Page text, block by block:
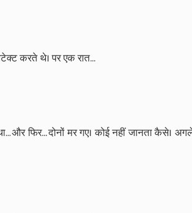
करते थे। पर एक रात...
और फिर... दोनों मर गए। कोई नहीं जानता कैसे।